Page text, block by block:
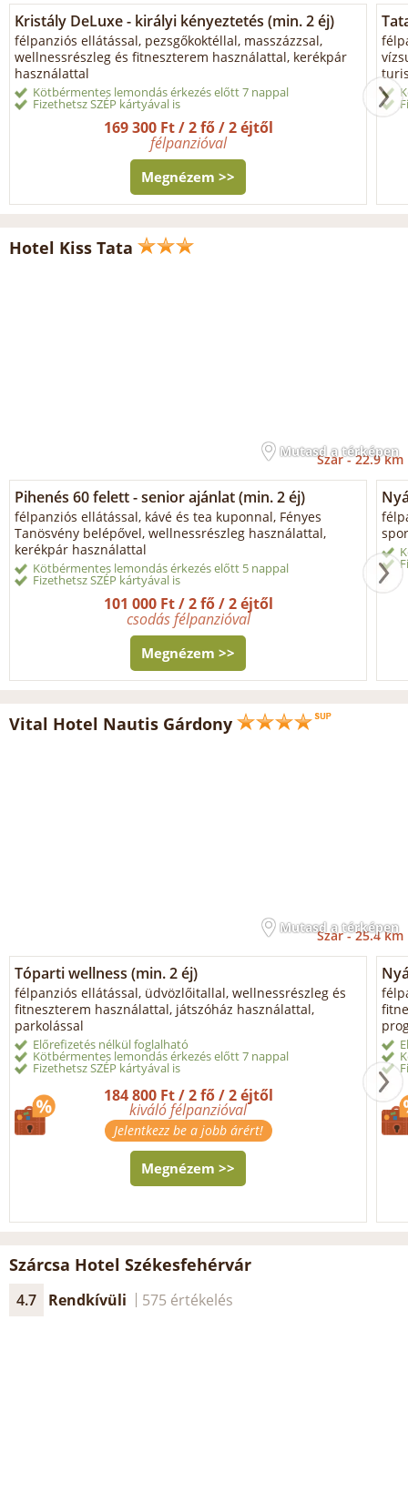
Kristály DeLuxe - királyi kényeztetés (min. 2 éj)
félpanziós ellátással, pezsgőkoktéllal, masszázzsal,
wellnessrészleg és fitneszterem használattal, kerékpár
használattal
Kötbérmentes lemondás érkezés előtt 7 nappal
Fizethetsz SZÉP kártyával is
169 300 Ft / 2 fő / 2 éjtől
félpanzióval
Megnézem >>
Hotel Kiss Tata
Mutasd a térképen
Szár -22.9 km
Pihenés 60 felett - senior ajánlat (min. 2 éj)
félpanziós ellátással, kávé és tea kuponnal, Fényes
Tanösvény belépővel, wellnessrészleg használattal,
kerékpár használattal
Kötbérmentes lemondás érkezés előtt 5 nappal
Fizethetsz SZÉP kártyával is
101 000 Ft / 2 fő / 2 éjtől
csodás félpanzióval
Megnézem >>
Vital Hotel Nautis Gárdony
Mutasd a térképen
Szár -25.4 km
Tóparti wellness (min. 2 éj)
félpanziós ellátással, üdvözlőitallal, wellnessrészleg és
fitneszterem használattal, játszóház használattal,
parkolással
Előrefizetés nélkül foglalható
Kötbérmentes lemondás érkezés előtt 7 nappal
Fizethetsz SZÉP kártyával is
184 800 Ft / 2 fő / 2 éjtől
kiváló félpanzióval
Jelentkezz be a jobb árért!
Megnézem >>
Szárcsa Hotel Székesfehérvár
4.7 Rendkívüli 575 értékelés